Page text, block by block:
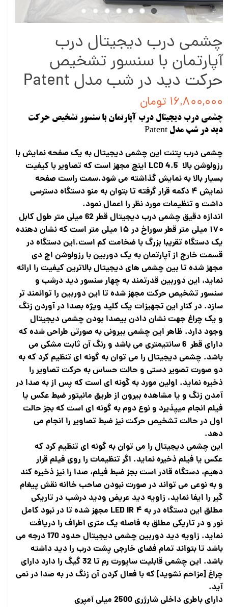
چشمی درب دیجیتال درب
آپارتمان با سنسور تشخیص
حرکت دید در شب مدل Patent
۱۶,۸۰۰,۰۰۰ تومان
چشمی درب دیجیتال درب آپارتمان با سنسور تشخیص حرکت
دید در شب مدل Patent
چشمی درب پتنت این چشمی دیجیتال به یک صفحه نمایش با
رزولوشن بالا LCD 4.5 اینچ مجهز است که تصاویر با کیفیت
بسیار بالا به نمایش گذاشته می شود.سمت راست صفحه
نمایش ۴ دکمه قرار گرفته تا بتوان به منو دستگاه دسترسی
داشت و تنظیمات مورد نظر را اعمال نمود.
اندازه دقیق چشمی درب دیجیتال قطر 62 میلی متر طول کابل
۱۷۰ میلی متر قطر سوراخ در ۱۵ میلی متر است که نشان دهنده
یک دستگاه تقریبا بزرگ با ضخامت کم است.این دستگاه در
قسمت خارج از آپارتمان به یک دوربین با رزولوشن اچ دی
مجهز شده تا بین چشمی های دیجیتال بالاترین کیفیت را ارائه
نماید، این دوربین قدرتمند به چهار سنسور دید درشب و
سنسور تشخیص حرکت مجهز شده تا این دوربین را توانمند تر
سازد. در کنار این تجهیزات یک کلید ویژه بصدا در آوردن زنگ
و یک چراغ جهت نشان دادن بیصدا بودن چشمی دیجیتال
وجود دارد. ظاهر این چشمی بیرونی به صورتی طراحی شده که
دارای قطر 6 سانتیمتری می باشد و رنگ آن ثابت مشکی می
باشد. چشمی دیجیتال را می توان به گونه ای تنظیم کرد که به
دو صورت تصویر دستی و حالت حساس به حرکت تصاویر را
ذخیره نماید. اولین مورد به گونه ای است که پس از به صدا در
آمدن زنگ و یا مشاهده بیرون از طریق مانیتور ضبط عکس یا
فیلم انجام میپذیرد و نوع دوم به گونه ای است که بجز حالت
اول در حالت تشخیص حرکت نیز ضبط تصاویر را انجام می
دهد.
این چشمی دیجیتال را می توان به گونه ای تنظیم کرد که
عکس یا فیلم ذخیره نماید. اگر تنظیمات را روی فیلم قرار
دهیم، دستگاه قادر است بجز ضبط فیلم، صدا را نیز ذخیره کند
و به نوعی می تواند در صورت نبودن صاحب خاانه نقش پیغام
گیر را ایفا نماید. زاویه دید عریض ودید درشب در تاریکی
مطلق این دستگاه در به ۴ LED IR مجهز شده تا در نبود کامل
نور و در تاریکی مطلق به فاصله یک متری اطراف را دریافت
نماید. زاویه دید دوربین چشمی دیجیتال حدود 170 درجه می
باشد تا بتواند تمام فضای خارجی پشت درب را دید داشته
باشد. این چشمی قابلیت ساپورت رم تا 32 گیگ را دارد دارای
چراغ [مزاحم نشوید] که با فعال کردن آن زنگ در به صدا در نمی
آید.
دارای باطری داخلی شارژری 2500 میلی آمپری